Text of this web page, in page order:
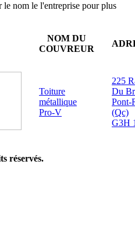
le nom le l'entreprise pour plus
NOM DU
COUVREUR
Toiture
métallique
Pro-V
225
Du
Pont-
(Qc)
G3H
réservés.